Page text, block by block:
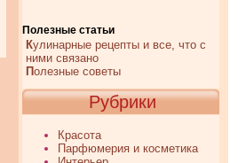
Полезные статьи
Кулинарные рецепты и все, что с
ними связано
Полезные советы
Рубрики
Красота
Парфюмерия и косметика